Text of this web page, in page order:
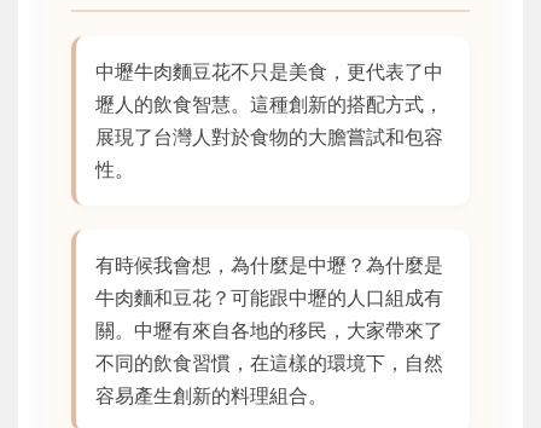
中壢牛肉麵豆花不只是美食，更代表了中
壢人的飲食智慧。這種創新的搭配方式，
展現了台灣人對於食物的大膽嘗試和包容
性。
有時候我會想，為什麼是中壢？為什麼是
牛肉麵和豆花？可能跟中壢的人口組成有
關。中壢有來自各地的移民，大家帶來了
不同的飲食習慣，在這樣的環境下，自然
容易產生創新的料理組合。